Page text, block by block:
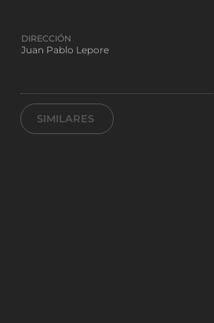
DIRECCIÓN
Juan Pablo Lepore
SIMILARES